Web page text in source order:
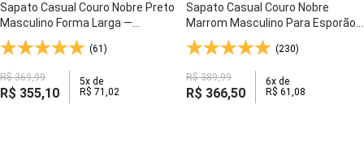
Sapato Casual Couro Nobre Preto
Masculino Forma Larga —
Cadarço e Palmilha Couro Anti-
Impacto - 5311
(61)
R$ 369,99
R$ 355,10
5x de
R$ 71 ,02
Sapato Casual Couro Nobre
Marrom Masculino Para Esporão
— Forro e Palmilha em Couro
Natural - 5300
(230)
R$ 389,99
R$ 366,50
6x de
R$ 61 ,08